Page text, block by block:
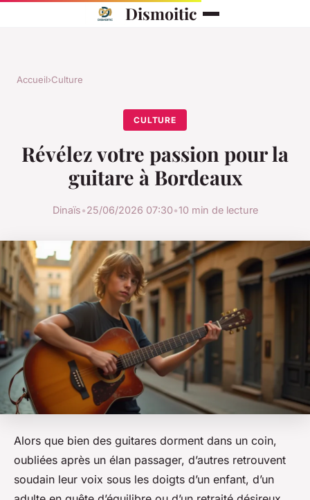
Dismoitic
Accueil›Culture
CULTURE
Révélez votre passion pour la
guitare à Bordeaux
Dinaïs•25/06/2026 07:30•10 min de lecture
Alors que bien des guitares dorment dans un coin,
oubliées après un élan passager, d’autres retrouvent
soudain leur voix sous les doigts d’un enfant, d’un